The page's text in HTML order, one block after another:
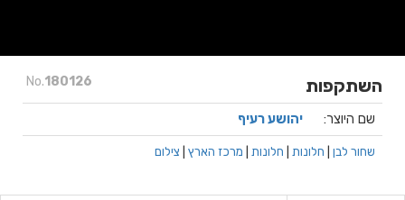
No.180126 השתקפות
שם היוצר: יהושע רעיף
שחור לבן חלונות חלונות מרכז הארץ צילום